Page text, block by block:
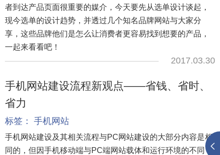
者到达产品页面很重要的媒介，今天要先从选单设计谈起，
现今选单的设计趋势，并透过几个知名品牌网站与大家分
享，这些品牌他们是怎么让消费者更容易找到想要的产品，
一起来看看吧！
2017.03.30
手机网站建设流程新观点——省钱、省时、
省力
标签： 手机网站
手机网站建设及其相关流程与PC网站建设的大部分内容是相
同的，但因手机移动端与PC端网站载体和运行环境的不同，